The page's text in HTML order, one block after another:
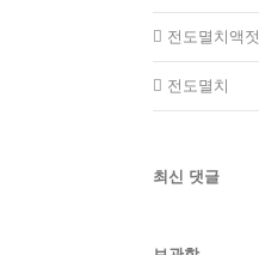
전도멸치액젓
전도멸치
최신 댓글